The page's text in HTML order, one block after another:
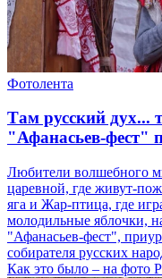
Фотолента
Там русский дух...
"Афанасьев-фест"
Любители волшебного
царевной, где живут-
яга и Жар-птица, где
молодильные яблочки,
"Афанасьев-фест",
собирателя русских
Как это было – на фото